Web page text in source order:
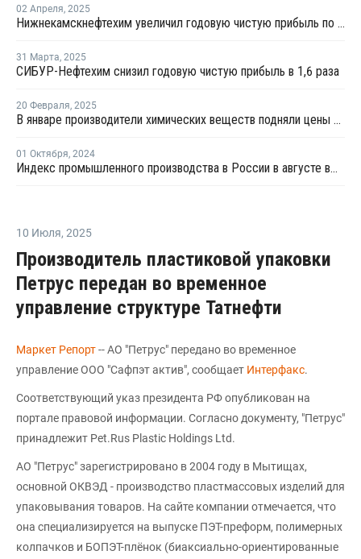
02 Апреля, 2025
Нижнекамскнефтехим увеличил годовую чистую прибыль по МСФО в 1,8 раза
31 Марта, 2025
СИБУР-Нефтехим снизил годовую чистую прибыль в 1,6 раза
20 Февраля, 2025
В январе производители химических веществ подняли цены на 2,9%
01 Октября, 2024
Индекс промышленного производства в России в августе вырос на 1,7%
10 Июля, 2025
Производитель пластиковой упаковки
Петрус передан во временное
управление структуре Татнефти
Маркет Репорт-- АО "Петрус" передано во временное
управление ООО "Сафпэт актив", сообщает Интерфакс.
Соответствующий указ президента РФ опубликован на
портале правовой информации. Согласно документу, "Петрус"
принадлежит Pet.Rus Plastic Holdings Ltd.
АО "Петрус" зарегистрировано в 2004 году в Мытищах,
основной ОКВЭД - производство пластмассовых изделий для
упаковывания товаров. На сайте компании отмечается, что
она специализируется на выпуске ПЭТ-преформ, полимерных
колпачков и БОПЭТ-плёнок (биаксиально-ориентированные